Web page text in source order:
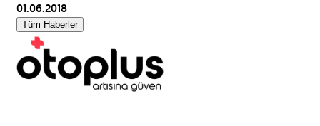
01.06.2018
Tüm Haberler